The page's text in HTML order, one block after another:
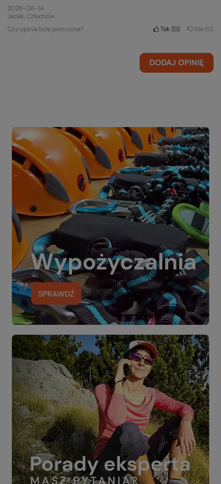
2026-06-14
Jacek, Człuchów
Czy opinia była pomocna?
Tak 0 Nie 0
DODAJ OPINIĘ